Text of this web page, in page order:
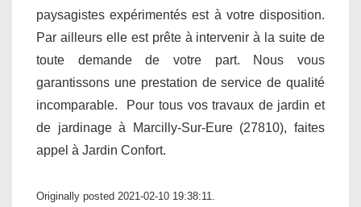
paysagistes expérimentés est à votre disposition.
Par ailleurs elle est prête à intervenir à la suite de
toute demande de votre part. Nous vous
garantissons une prestation de service de qualité
incomparable. Pour tous vos travaux de jardin et
de jardinage à Marcilly-Sur-Eure (27810), faites
appel à Jardin Confort.
Originally posted 2021-02-10 19:38:11.